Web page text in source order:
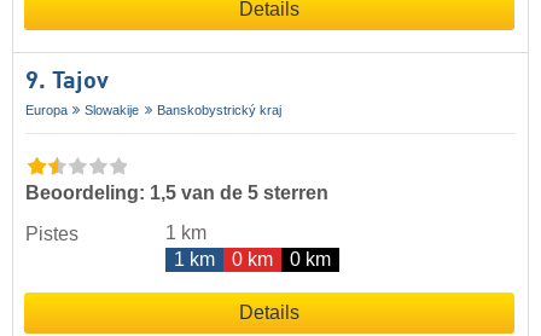
Details
9. Tajov
Europa Slowakije Banskobystrický kraj
Beoordeling: 1,5 van de 5 sterren
Pistes
1 km
1 km
0 km 0 km
Details